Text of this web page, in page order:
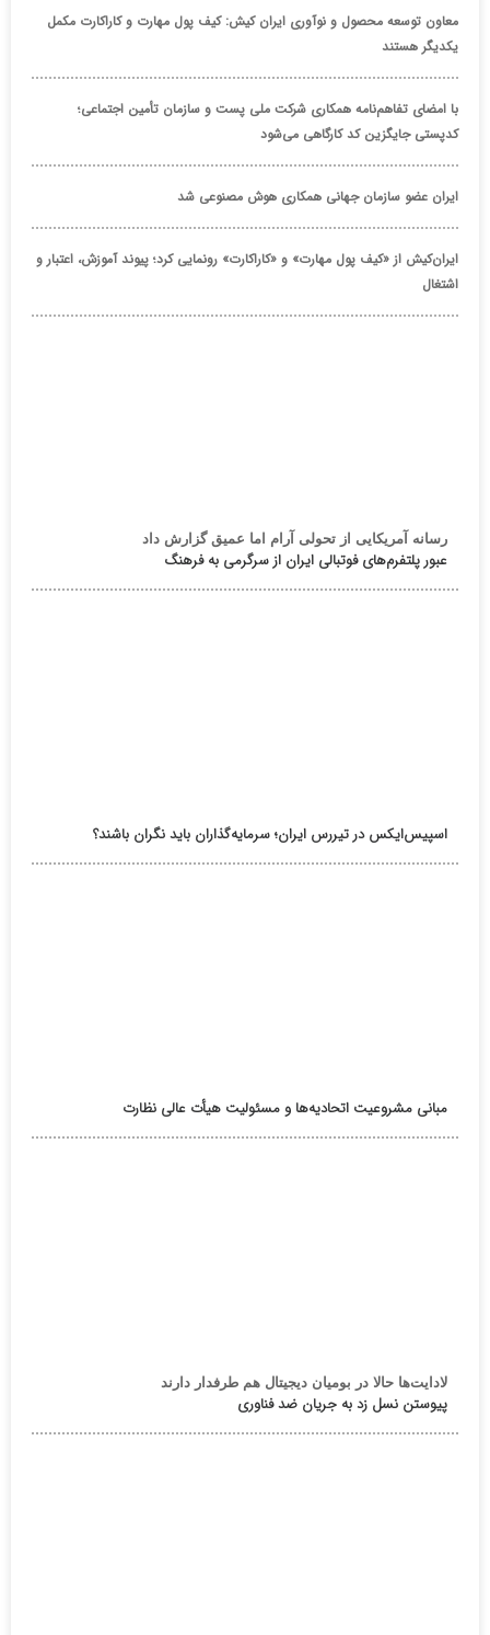
معاون توسعه محصول و نوآوری ایران کیش: کیف پول مهارت و کاراکارت مکمل
یکدیگر هستند
با امضای تفاهم‌نامه همکاری شرکت ملی پست و سازمان تأمین اجتماعی؛
کدپستی جایگزین کد کارگاهی می‌شود
ایران عضو سازمان جهانی همکاری هوش مصنوعی شد
ایران‌کیش از «کیف پول مهارت» و «کاراکارت» رونمایی کرد؛ پیوند آموزش، اعتبار و
اشتغال
رسانه آمریکایی از تحولی آرام اما عمیق گزارش داد
عبور پلتفرم‌های فوتبالی ایران از سرگرمی به فرهنگ
اسپیس‌ایکس در تیررس ایران؛ سرمایه‌گذاران باید نگران باشند؟
مبانی مشروعیت اتحادیه‌ها و مسئولیت هیأت عالی نظارت
لادایت‌ها حالا در بومیان دیجیتال هم طرفدار دارند
پیوستن نسل زد به جریان ضد فناوری